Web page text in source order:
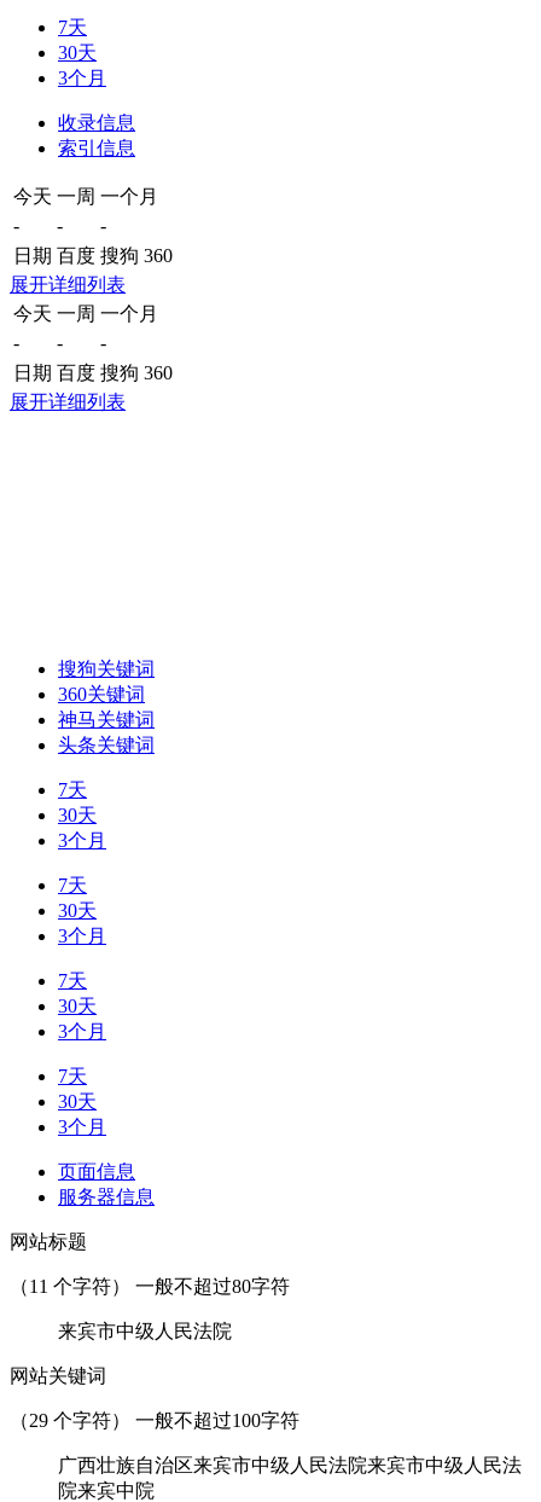
7天
30天
3个月
收录信息
索引信息
今天 一周 一个月
-
-
-
日期 百度 搜狗 360
展开详细列表
今天 一周 一个月
-
-
-
日期 百度 搜狗 360
展开详细列表
搜狗关键词
360关键词
神马关键词
头条关键词
7天
30天
3个月
7天
30天
3个月
7天
30天
3个月
7天
30天
3个月
页面信息
服务器信息
网站标题
（11 个字符） 一般不超过80字符
来宾市中级人民法院
网站关键词
（29 个字符） 一般不超过100字符
广西壮族自治区来宾市中级人民法院来宾市中级人民法
院来宾中院